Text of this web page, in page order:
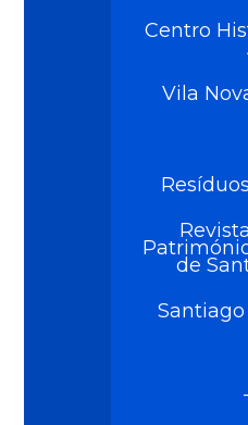
Centro
Vila
de
Santiago